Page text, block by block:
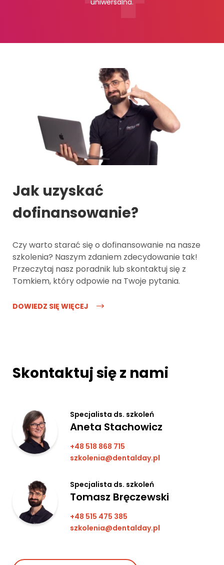
Jak uzyskać
dofinansowanie?
Czy warto starać się o dofinansowanie na nasze
szkolenia? Naszym zdaniem zdecydowanie tak!
Przeczytaj nasz poradnik lub skontaktuj się z
Tomkiem, który odpowie na Twoje pytania.
DOWIEDZ SIĘ WIĘCEJ
Skontaktuj się z nami
Specjalista ds. szkoleń
Aneta Stachowicz
+48 518 868 715
szkolenia@dentalday.pl
Specjalista ds. szkoleń
Tomasz Bręczewski
+48 515 475 385
szkolenia@dentalday.pl